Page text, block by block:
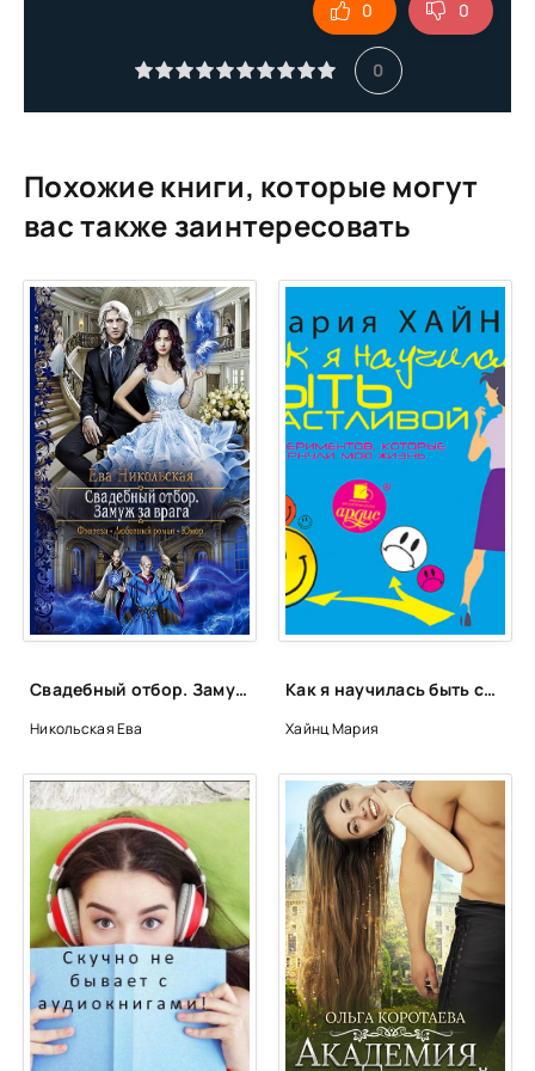
0
0 0
Похожие книги, которые могут
вас также заинтересовать
Свадебный отбор. Замуж за врага - Ева Никольская
Никольская Ева
Как я научилась быть счастливой, или 17 экспериментов, которые перевернули мою жизнь - Мария Хайнц
Хайнц Мария